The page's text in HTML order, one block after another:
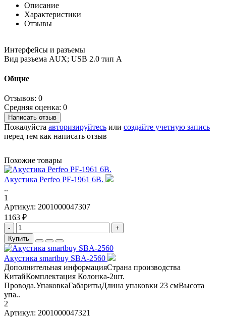
Описание
Характеристики
Отзывы
Интерфейсы и разъемы
Вид разъема AUX; USB 2.0 тип A
Общие
Отзывов: 0
Средняя оценка: 0
Написать отзыв
Пожалуйста авторизируйтесь или создайте учетную запись
перед тем как написать отзыв
Похожие товары
Акустика Perfeo PF-1961 6B.
..
1
Артикул: 2001000047307
1163 ₽
-
+
Купить
Aкустика smartbuy SBA-2560
Дополнительная информацияСтрана производства
КитайКомплектация Колонка-2шт.
Провода.УпаковкаГабаритыДлина упаковки 23 смВысота
упа..
2
Артикул: 2001000047321